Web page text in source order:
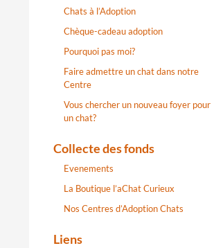
Chats à l’Adoption
Chèque-cadeau adoption
Pourquoi pas moi?
Faire admettre un chat dans notre
Centre
Vous chercher un nouveau foyer pour
un chat?
Collecte des fonds
Evenements
La Boutique l’aChat Curieux
Nos Centres d’Adoption Chats
Liens